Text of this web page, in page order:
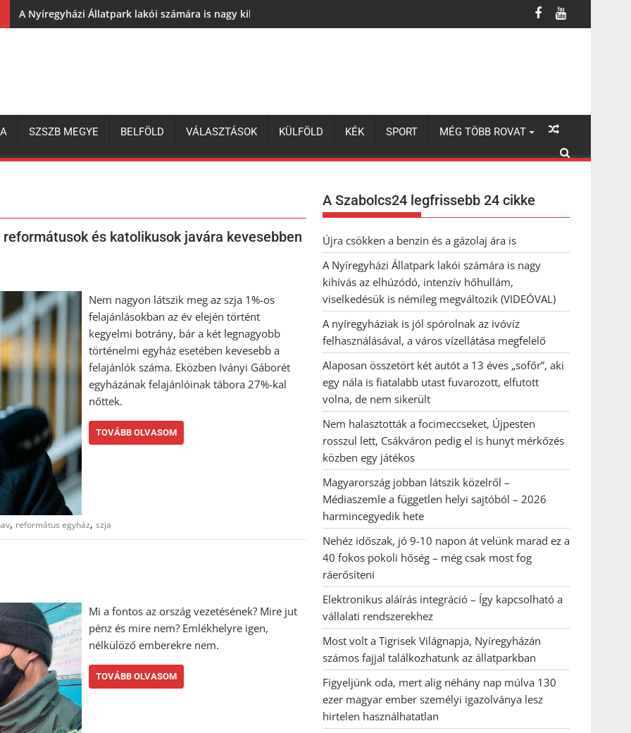
A Nyíregyházi Állatpark lakói számára is nagy kihívás az elhúzódó, intenzív hőhullám, viselkedésük is némileg megváltozik
SZSZB MEGYE BELFÖLD VÁLASZTÁSOK KÜLFÖLD KÉK SPORT MÉG TÖBB ROVAT
és katolikusok javára kevesebben
Nem nagyon látszik meg az szja 1%-os
felajánlásokban az év elején történt
kegyelmi botrány, bár a két legnagyobb
történelmi egyház esetében kevesebb a
felajánlók száma. Eközben Iványi Gáborét
egyházának felajánlóinak tábora 27%-kal
nőttek.
TOVÁBB OLVASOM
, református egyház, szja
Mi a fontos az ország vezetésének? Mire jut
pénz és mire nem? Emlékhelyre igen,
nélkülöző emberekre nem.
TOVÁBB OLVASOM
A Szabolcs24 legfrissebb 24 cikke
Újra csökken a benzin és a gázolaj ára is
A Nyíregyházi Állatpark lakói számára is nagy
kihívás az elhúzódó, intenzív hőhullám,
viselkedésük is némileg megváltozik (VIDEÓVAL)
A nyíregyháziak is jól spórolnak az ivóvíz
felhasználásával, a város vízellátása megfelelő
Alaposan összetört két autót a 13 éves „sofőr”, aki
egy nála is fiatalabb utast fuvarozott, elfutott
volna, de nem sikerült
Nem halasztották a focimeccseket, Újpesten
rosszul lett, Csákváron pedig el is hunyt mérkőzés
közben egy játékos
Magyarország jobban látszik közelről –
Médiaszemle a független helyi sajtóból – 2026
harmincegyedik hete
Nehéz időszak, jó 9-10 napon át velünk marad ez a
40 fokos pokoli hőség – még csak most fog
ráerősíteni
Elektronikus aláírás integráció – Így kapcsolható a
vállalati rendszerekhez
Most volt a Tigrisek Világnapja, Nyíregyházán
számos fajjal találkozhatunk az állatparkban
Figyeljünk oda, mert alig néhány nap múlva 130
ezer magyar ember személyi igazolványa lesz
hirtelen használhatatlan